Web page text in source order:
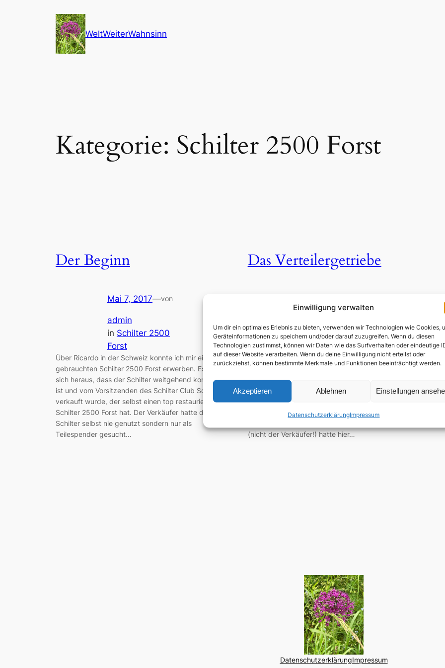
Einwilligung verwalten
Um dir ein optimales Erlebnis zu bieten, verwenden wir Technologien wie Cookies,
Geräteinformationen zu speichern und/oder darauf zuzugreifen. Wenn du diesen
Technologien zustimmst, können wir Daten wie das Surfverhalten oder eindeutige
auf dieser Website verarbeiten. Wenn du deine Einwilligung nicht erteilst oder
zurückziehst, können bestimmte Merkmale und Funktionen beeinträchtigt werden.
Akzeptieren Ablehnen Einstellungen
DatenschutzerklärungImpressum
WeltWeiterWahnsinn
Kategorie: Schilter 2500 Forst
Der Beginn
Mai 7, 2017—von
admin
in Schilter 2500
Forst
Über Ricardo in der Schweiz konnte ich mir einen
gebrauchten Schilter 2500 Forst erwerben. Es stellte
sich heraus, dass der Schilter weitgehend komplett
ist und vom Vorsitzenden des Schilter Club Schweiz
verkauft wurde, der selbst einen top restaurierten
Schilter 2500 Forst hat. Der Verkäufer hatte den
Schilter selbst nie genutzt sondern nur als
Teilespender gesucht…
Das Verteilergetriebe
inSchilter 2500
Forst
Mein Schilter 2500 hat noch das einfache
Verteilergetriebe. Erst ab Chassis-Nr. 17223 gab es
das spätere Wendegetriebe. Bei meinem Schilter
2500 Forst war der Allrad nicht mehr abschaltbar.
Also war klar, dass das Getriebe erst mal zerlegt
werden muss. Was sich hier allerdings offenbarte ist
(nicht der Verkäufer!) hatte hier…
DatenschutzerklärungImpressum